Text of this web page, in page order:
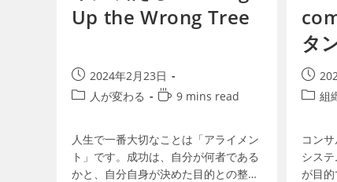
Up the Wrong Tree
2024年2月23日
人が変わる
9 mins read
人生で一番大切なことは「アライメン
ト」です。成功は、自分が何者である
かと、自分自身が決めた目的との整合
タ
す
組
コン
シス
が目